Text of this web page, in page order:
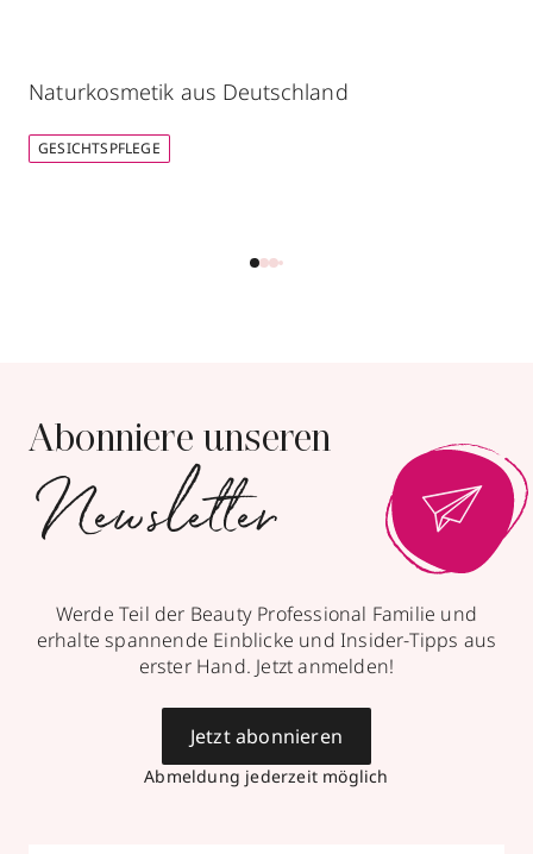
Naturkosmetik aus Deutschland
GESICHTSPFLEGE
Abonniere unseren
Newsletter
Werde Teil der Beauty Professional Familie und
erhalte spannende Einblicke und Insider-Tipps aus
erster Hand. Jetzt anmelden!
Abmeldung jederzeit möglich
Jetzt abonnieren